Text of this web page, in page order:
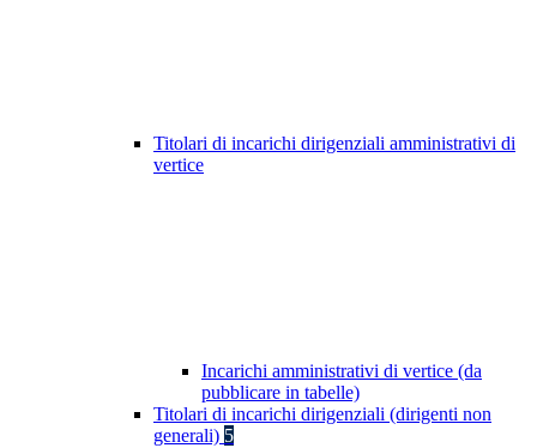
Titolari di incarichi dirigenziali amministrativi di
vertice
Incarichi amministrativi di vertice (da
pubblicare in tabelle)
Titolari di incarichi dirigenziali (dirigenti non
generali) 5